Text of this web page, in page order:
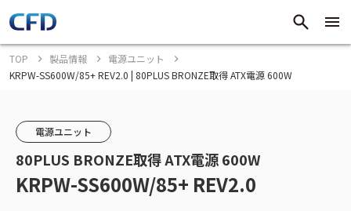
TOP 製品情報
電源ユニット
KRPW-SS600W/85+ REV2.0 | 80PLUS BRONZE取得 ATX電源 600W
電源ユニット
80PLUS BRONZE取得 ATX電源 600W
KRPW-SS600W/85+ REV2.0